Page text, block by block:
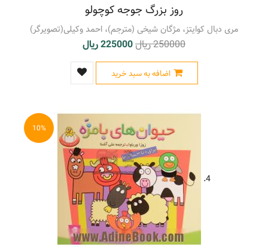
روز بزرگ جوجه کوچولو
مری دبال کوایتز، مژگان شیخی (مترجم)، احمد وکیلی(تصویرگر)
250000 ریال 225000 ریال
اضافه به سبد خرید
10%
4.